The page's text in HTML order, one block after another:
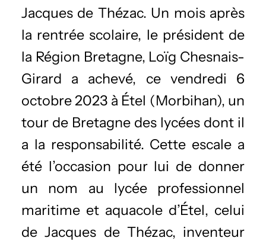
Jacques de Thézac. Un mois après
la rentrée scolaire, le président de
la Région Bretagne, Loïg Chesnais-
Girard a achevé, ce vendredi 6
octobre 2023 à Étel (Morbihan), un
tour de Bretagne des lycées dont il
a la responsabilité. Cette escale a
été l’occasion pour lui de donner
un nom au lycée professionnel
maritime et aquacole d’Étel, celui
de Jacques de Thézac, inventeur